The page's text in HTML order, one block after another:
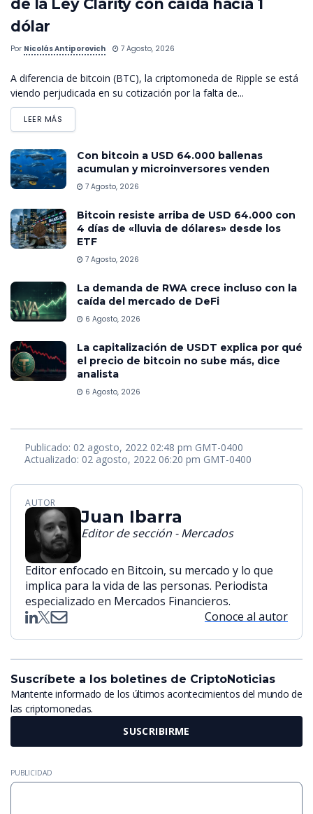
de la Ley Clarity con caída hacia 1
dólar
Por Nicolás Antiporovich 7 Agosto, 2026
A diferencia de bitcoin (BTC), la criptomoneda de Ripple se está
viendo perjudicada en su cotización por la falta de...
LEER MÁS
Con bitcoin a USD 64.000 ballenas
acumulan y microinversores venden
7 Agosto, 2026
Bitcoin resiste arriba de USD 64.000 con
4 días de «lluvia de dólares» desde los
ETF
7 Agosto, 2026
La demanda de RWA crece incluso con la
caída del mercado de DeFi
6 Agosto, 2026
La capitalización de USDT explica por qué
el precio de bitcoin no sube más, dice
analista
6 Agosto, 2026
Publicado: 02 agosto, 2022 02:48 pm GMT-0400
Actualizado: 02 agosto, 2022 06:20 pm GMT-0400
AUTOR
Juan Ibarra
Editor de sección - Mercados
Editor enfocado en Bitcoin, su mercado y lo que
implica para la vida de las personas. Periodista
especializado en Mercados Financieros.
Conoce al autor
Suscríbete a los boletines de CriptoNoticias
Mantente informado de los últimos acontecimientos del mundo de
las criptomonedas.
SUSCRIBIRME
PUBLICIDAD